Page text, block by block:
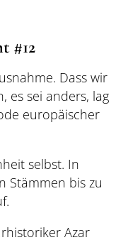
#12
Dass wir
es sei anders, lag
europäischer
selbst. In
Stämmen bis zu
Azar